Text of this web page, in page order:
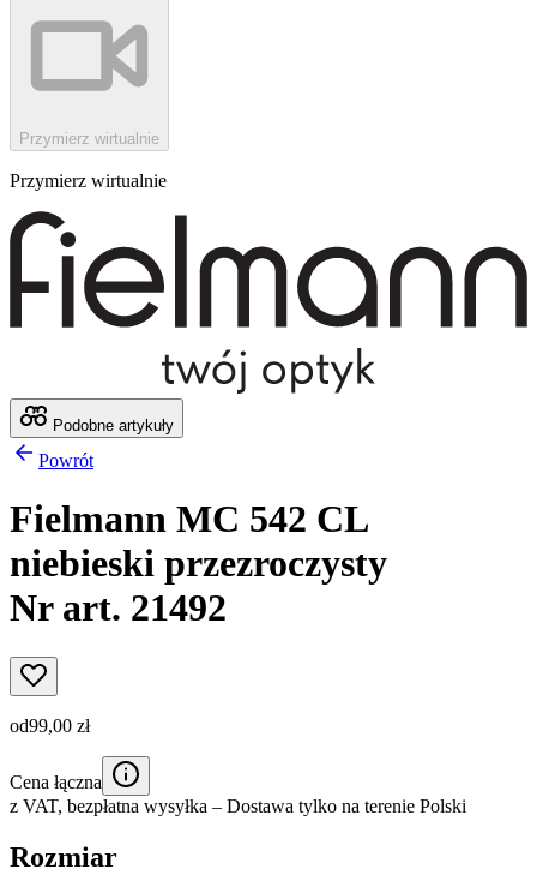
Przymierz wirtualnie
Przymierz wirtualnie
Podobne artykuły
Powrót
Fielmann MC 542 CL
niebieski przezroczysty
Nr art. 21492
od99,00 zł
Cena łączna
z VAT, bezpłatna wysyłka – Dostawa tylko na terenie Polski
Rozmiar